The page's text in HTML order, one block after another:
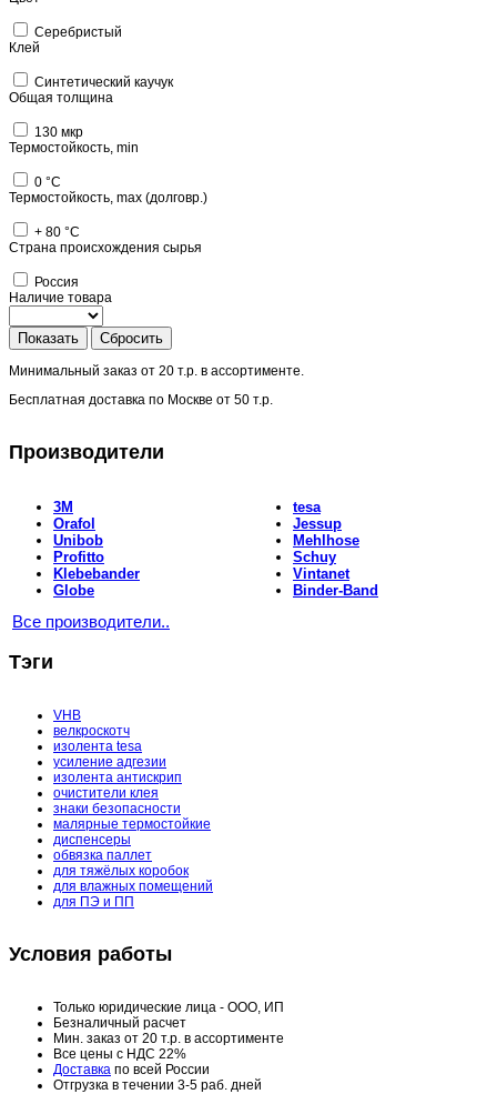
Серебристый
Клей
Синтетический каучук
Общая толщина
130 мкр
Термостойкость, min
0 °C
Термостойкость, max (долговр.)
+ 80 °C
Страна происхождения сырья
Россия
Наличие товара
Показать Сбросить
Минимальный заказ от 20 т.р. в ассортименте.
Бесплатная доставка по Москве от 50 т.р.
Производители
3M
Orafol
Unibob
Profitto
Klebebander
Globe
tesa
Jessup
Mehlhose
Schuy
Vintanet
Binder-Band
Все производители..
Тэги
VHB
велкроскотч
изолента tesa
усиление адгезии
изолента антискрип
очистители клея
знаки безопасности
малярные термостойкие
диспенсеры
обвязка паллет
для тяжёлых коробок
для влажных помещений
для ПЭ и ПП
Условия работы
Только юридические лица - ООО, ИП
Безналичный расчет
Мин. заказ от 20 т.р. в ассортименте
Все цены с НДС 22%
Доставка по всей России
Отгрузка в течении 3-5 раб. дней